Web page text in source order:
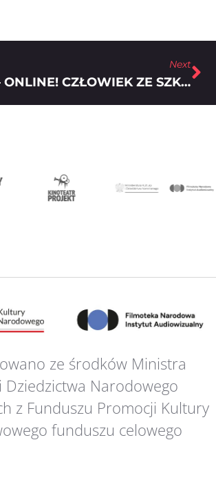
ONLINE!
Next
CZŁOWIEK ZE SZKŁA – RECENZJA FILMU „MARCEL”, REŻ. MARCIN MIKULSKI
ze środków Ministra
Dziedzictwa Narodowego
z Funduszu Promocji Kultury
funduszu celowego